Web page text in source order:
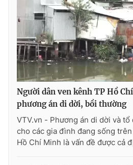
Người dân ven kênh TP Hồ
phương án di dời, bồi thường
VTV.vn - Phương án di dời và
cho các gia đình đang sống
Hồ Chí Minh là vấn đề được cả